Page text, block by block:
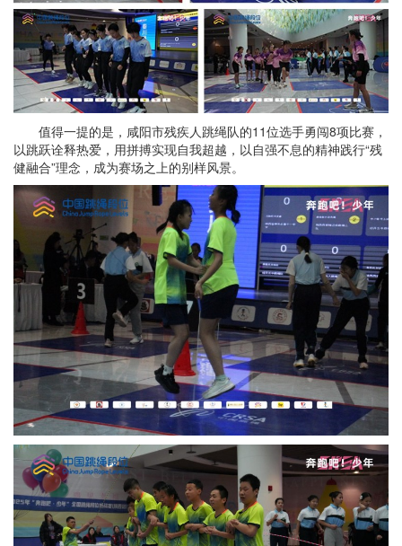
值得一提的是，咸阳市残疾人跳绳队的11位选手勇闯8项比赛，
以跳跃诠释热爱，用拼搏实现自我超越，以自强不息的精神践行“残
健融合”理念，成为赛场之上的别样风景。